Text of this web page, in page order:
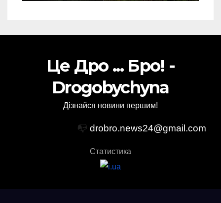
Це Дро ... Бро! -
Drogobychyna
Дізнайся новини першим!
📭 drobro.news24@gmail.com
Статистика